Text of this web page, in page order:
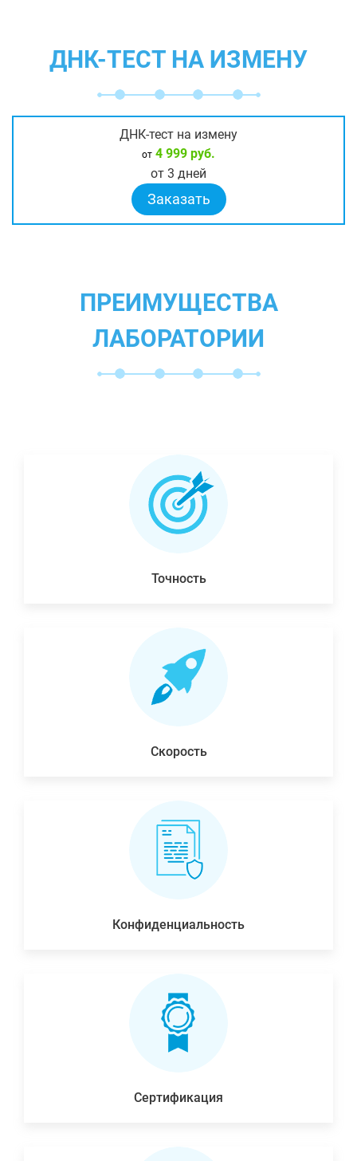
ДНК-ТЕСТ НА ИЗМЕНУ
ДНК-тест на измену
от 4 999 руб.
от 3 дней
Заказать
ПРЕИМУЩЕСТВА
ЛАБОРАТОРИИ
Точность
Скорость
Конфиденциальность
Сертификация